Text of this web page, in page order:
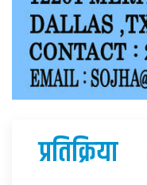
प्रतिक्रिया